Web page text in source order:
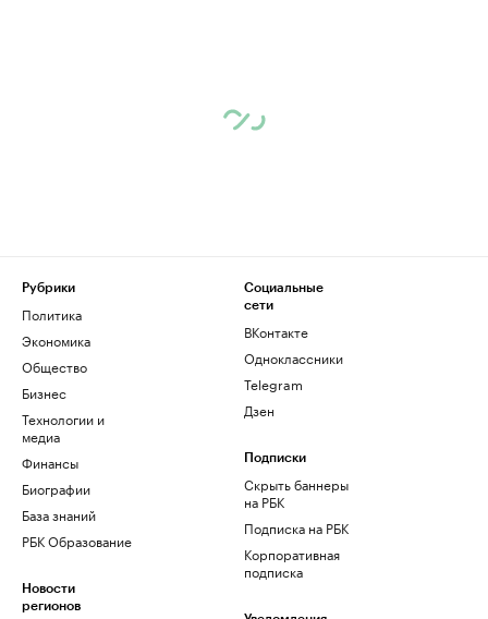
Рубрики
Политика
Экономика
Общество
Бизнес
Технологии и
медиа
Финансы
Биографии
База знаний
РБК Образование
Новости
регионов
Социальные
сети
ВКонтакте
Одноклассники
Telegram
Дзен
Подписки
Скрыть баннеры
на РБК
Подписка на РБК
Корпоративная
подписка